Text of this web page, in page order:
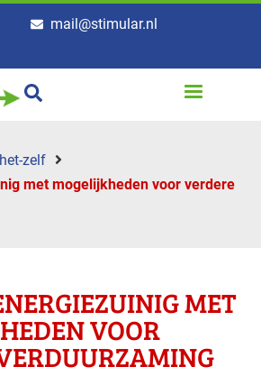
mail@stimular.nl
zelf
met mogelijkheden voor verdere
MET
VOOR